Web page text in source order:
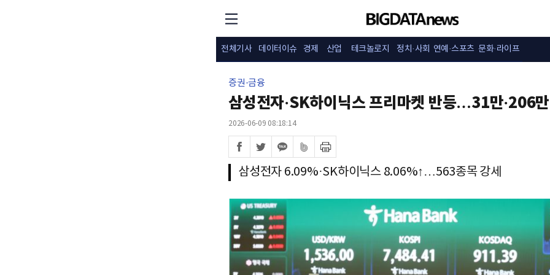
전체기사 데이터이슈 경제 산업 테크놀로지 정치·사회 연예·스포츠 문화·라이프
증권·금융
삼성전자·SK하이닉스 프리마켓 반등…31만·206
2026-06-09 08:18:14
삼성전자 6.09%·SK하이닉스 8.06%↑…563종목 강세